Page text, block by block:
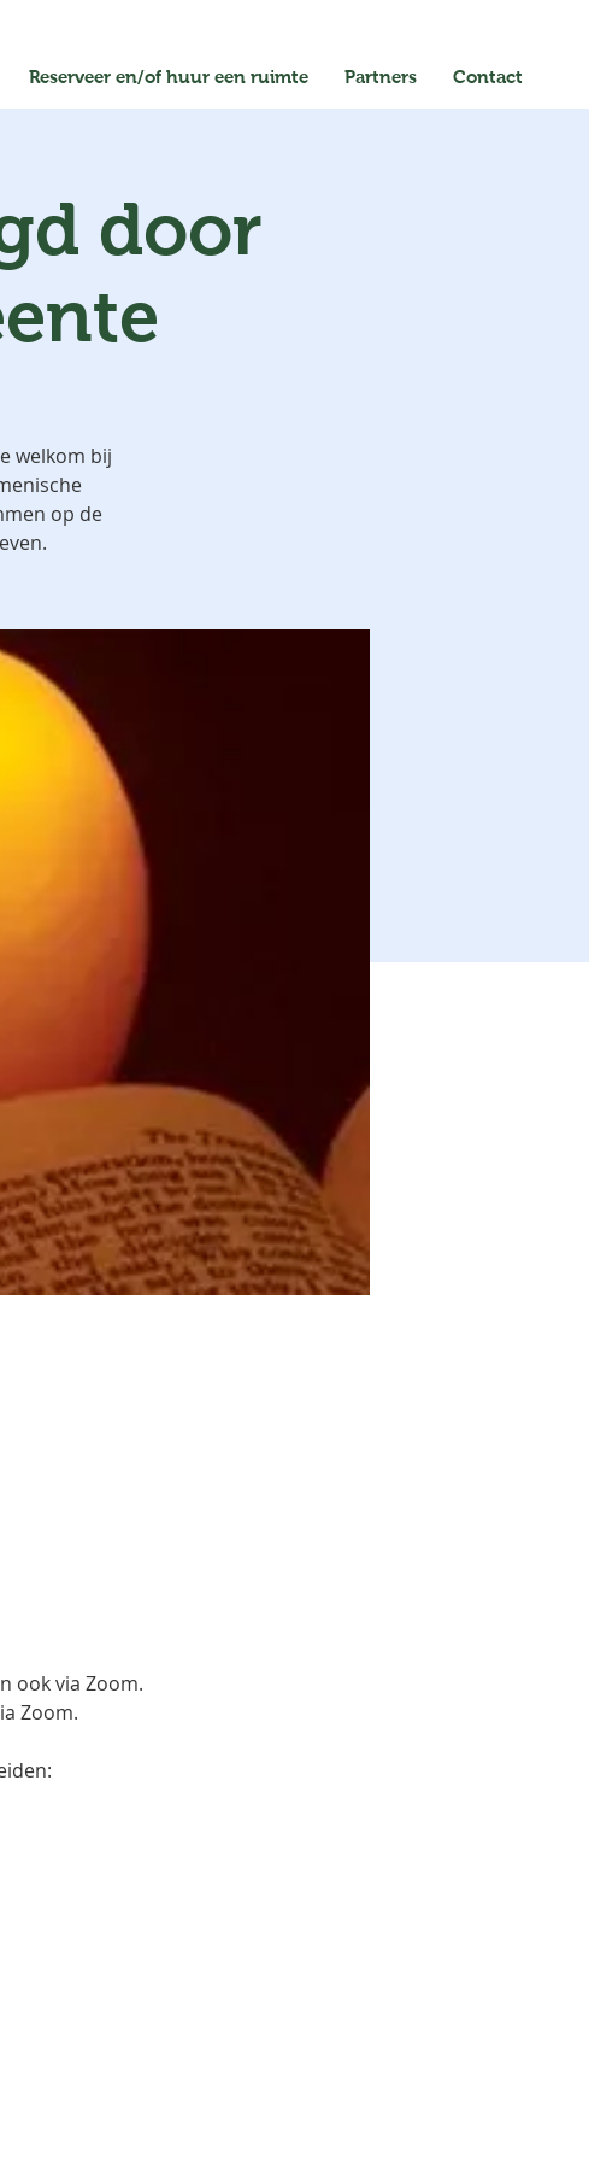
Reserveer en/of huur een ruimte Partners Contact
door
welkom bij
op de
ook via Zoom.
Zoom.